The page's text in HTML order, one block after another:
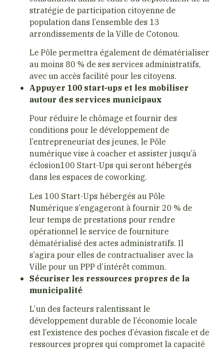
stratégie de participation citoyenne de
population dans l’ensemble des 13
arrondissements de la Ville de Cotonou.
Le Pôle permettra également de dématérialiser
au moins 80 % de ses services administratifs,
avec un accès facilité pour les citoyens.
Appuyer 100 start-ups et les mobiliser
autour des services municipaux
Pour réduire le chômage et fournir des
conditions pour le développement de
l’entrepreneuriat des jeunes, le Pôle
numérique vise à coacher et assister jusqu’à
éclosion100 Start-Ups qui seront hébergés
dans les espaces de coworking.
Les 100 Start-Ups hébergés au Pôle
Numérique s’engageront à fournir 20 % de
leur temps de prestations pour rendre
opérationnel le service de fourniture
dématérialisé des actes administratifs. Il
s’agira pour elles de contractualiser avec la
Ville pour un PPP d’intérêt commun.
Sécuriser les ressources propres de la
municipalité
L’un des facteurs ralentissant le
développement durable de l’économie locale
est l’existence des poches d’évasion fiscale et de
ressources propres qui compromet la capacité